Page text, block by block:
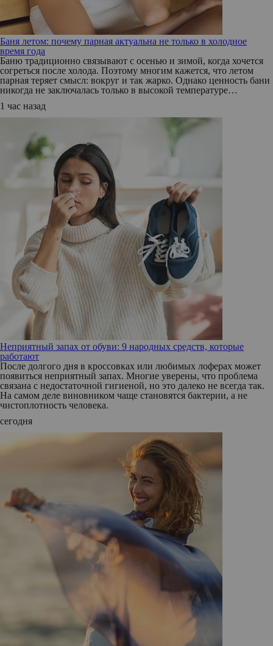
Баня летом: почему парная актуальна не только в холодное
время года
Баню традиционно связывают с осенью и зимой, когда хочется
согреться после холода. Поэтому многим кажется, что летом
парная теряет смысл: вокруг и так жарко. Однако ценность бани
никогда не заключалась только в высокой температуре…
1 час назад
Неприятный запах от обуви: 9 народных средств, которые
работают
После долгого дня в кроссовках или любимых лоферах может
появиться неприятный запах. Многие уверены, что проблема
связана с недостаточной гигиеной, но это далеко не всегда так.
На самом деле виновником чаще становятся бактерии, а не
чистоплотность человека.
сегодня